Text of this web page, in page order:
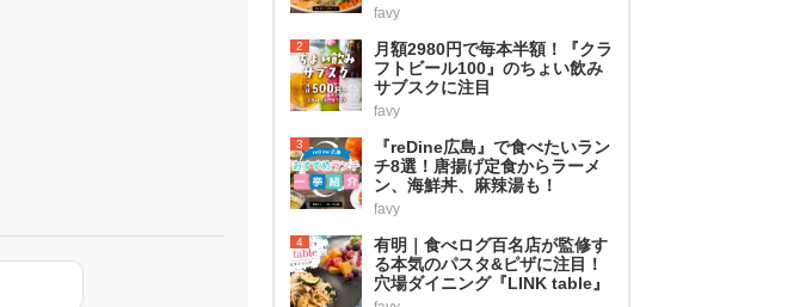
favy
2
月額2980円で毎本半額！『クラ
フトビール100』のちょい飲み
サブスクに注目
favy
3
『reDine広島』で食べたいラン
チ8選！唐揚げ定食からラーメ
ン、海鮮丼、麻辣湯も！
favy
4
有明｜食べログ百名店が監修す
る本気のパスタ&ピザに注目！
穴場ダイニング『LINK table』